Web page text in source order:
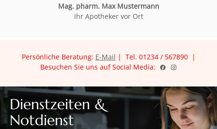
Mag. pharm. Max Mustermann
Ihr Apotheker vor Ort
Persönliche Beratung: E-Mail | Tel. 01234 / 567890 |
Besuchen Sie uns auf Social Media:
Dienstzeiten &
Notdienst